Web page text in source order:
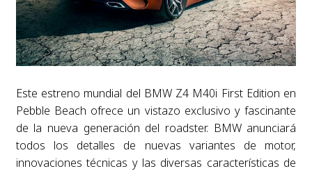
Este estreno mundial del BMW Z4 M40i First Edition en
Pebble Beach ofrece un vistazo exclusivo y fascinante
de la nueva generación del roadster. BMW anunciará
todos los detalles de nuevas variantes de motor,
innovaciones técnicas y las diversas características de